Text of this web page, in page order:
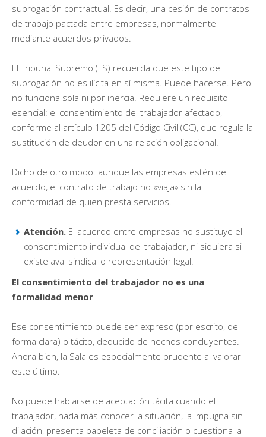
subrogación contractual. Es decir, una cesión de contratos
de trabajo pactada entre empresas, normalmente
mediante acuerdos privados.
El Tribunal Supremo (TS) recuerda que este tipo de
subrogación no es ilícita en sí misma. Puede hacerse. Pero
no funciona sola ni por inercia. Requiere un requisito
esencial: el consentimiento del trabajador afectado,
conforme al artículo 1205 del Código Civil (CC), que regula la
sustitución de deudor en una relación obligacional.
Dicho de otro modo: aunque las empresas estén de
acuerdo, el contrato de trabajo no «viaja» sin la
conformidad de quien presta servicios.
Atención. El acuerdo entre empresas no sustituye el
consentimiento individual del trabajador, ni siquiera si
existe aval sindical o representación legal.
El consentimiento del trabajador no es una
formalidad menor
Ese consentimiento puede ser expreso (por escrito, de
forma clara) o tácito, deducido de hechos concluyentes.
Ahora bien, la Sala es especialmente prudente al valorar
este último.
No puede hablarse de aceptación tácita cuando el
trabajador, nada más conocer la situación, la impugna sin
dilación, presenta papeleta de conciliación o cuestiona la